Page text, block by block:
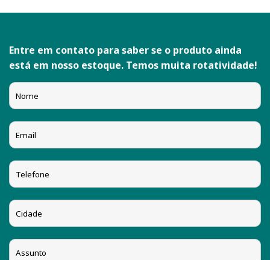
Entre em contato para saber se o produto ainda
está em nosso estoque. Temos muita rotatividade!